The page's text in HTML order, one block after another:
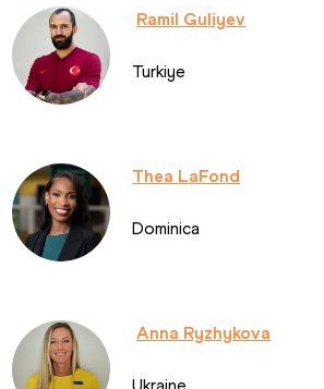
Ramil Guliyev
Turkiye
Thea LaFond
Dominica
Anna Ryzhykova